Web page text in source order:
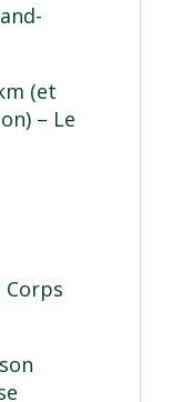
(et
– Le
Corps